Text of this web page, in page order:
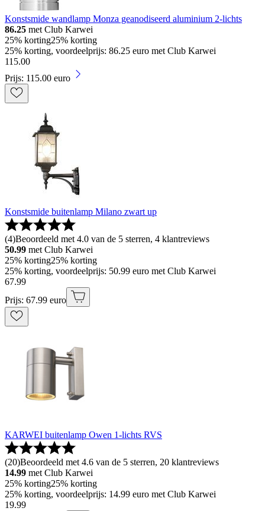
Konstsmide wandlamp Monza geanodiseerd aluminium 2-lichts
86.25 met Club Karwei
25% korting25% korting
25% korting, voordeelprijs: 86.25 euro met Club Karwei
115.00
Prijs: 115.00 euro
Konstsmide buitenlamp Milano zwart up
(4)Beoordeeld met 4.0 van de 5 sterren, 4 klantreviews
50.99 met Club Karwei
25% korting25% korting
25% korting, voordeelprijs: 50.99 euro met Club Karwei
67.99
Prijs: 67.99 euro
KARWEI buitenlamp Owen 1-lichts RVS
(20)Beoordeeld met 4.6 van de 5 sterren, 20 klantreviews
14.99 met Club Karwei
25% korting25% korting
25% korting, voordeelprijs: 14.99 euro met Club Karwei
19.99